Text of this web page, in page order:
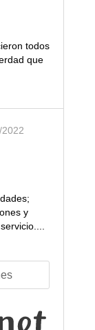
todos
que
2022
y